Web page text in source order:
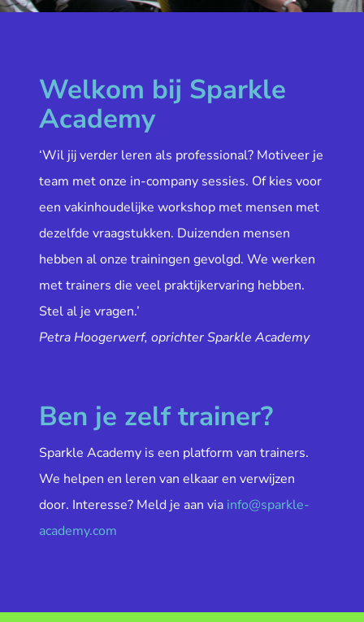
Welkom bij Sparkle
Academy
‘Wil jij verder leren als professional? Motiveer je
team met onze in-company sessies. Of kies voor
een vakinhoudelijke workshop met mensen met
dezelfde vraagstukken. Duizenden mensen
hebben al onze trainingen gevolgd. We werken
met trainers die veel praktijkervaring hebben.
Stel al je vragen.’
Petra Hoogerwerf, oprichter Sparkle Academy
Ben je zelf trainer?
Sparkle Academy is een platform van trainers.
We helpen en leren van elkaar en verwijzen
door. Interesse? Meld je aan via info@sparkle-
academy.com